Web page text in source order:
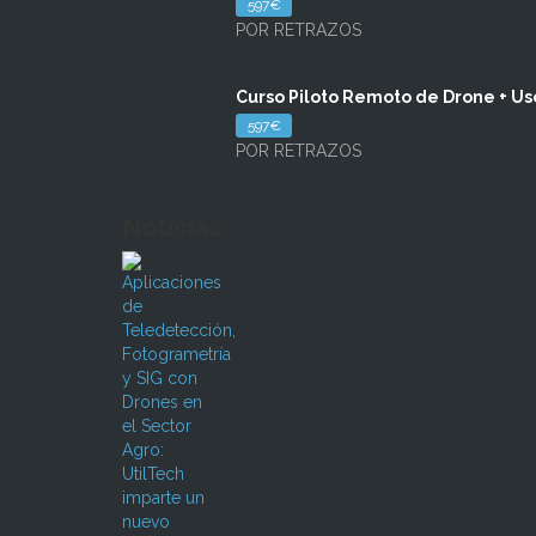
597€
POR RETRAZOS
Curso Piloto Remoto de Drone +
597€
POR RETRAZOS